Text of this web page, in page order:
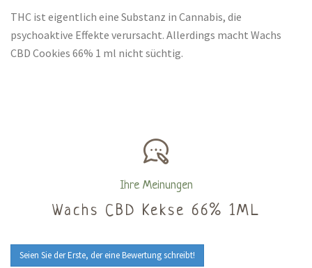
THC ist eigentlich eine Substanz in Cannabis, die
psychoaktive Effekte verursacht. Allerdings macht Wachs
CBD Cookies 66% 1 ml nicht süchtig.
Ihre Meinungen
Wachs CBD Kekse 66% 1ML
Seien Sie der Erste, der eine Bewertung schreibt!